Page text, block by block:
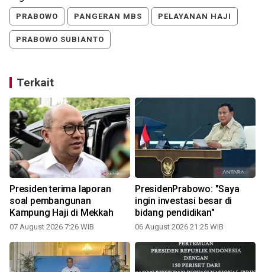
PRABOWO PANGERAN MBS PELAYANAN HAJI
PRABOWO SUBIANTO
Terkait
Presiden terima laporan
soal pembangunan
Kampung Haji di Mekkah
07 August 2026 7:26 WIB
PresidenPrabowo: "Saya
ingin investasi besar di
bidang pendidikan"
06 August 2026 21:25 WIB